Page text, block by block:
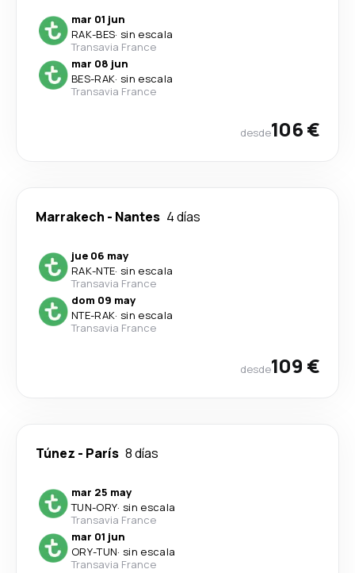
mar 01 jun
RAK-BES· sin escala
Transavia France
mar 08 jun
BES-RAK· sin escala
Transavia France
desde106 €
Marrakech - Nantes 4 días
jue 06 may
RAK-NTE· sin escala
Transavia France
dom 09 may
NTE-RAK· sin escala
Transavia France
desde109 €
Túnez - París 8 días
mar 25 may
TUN-ORY· sin escala
Transavia France
mar 01 jun
ORY-TUN· sin escala
Transavia France